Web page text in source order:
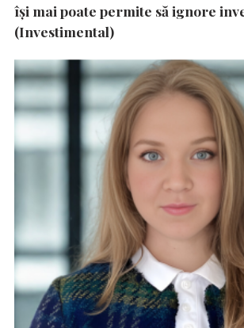
își mai poate permite să ignore
(Investimental)